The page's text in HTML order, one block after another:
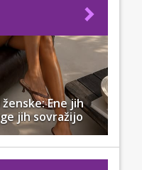
Ene jih
jih sovražijo